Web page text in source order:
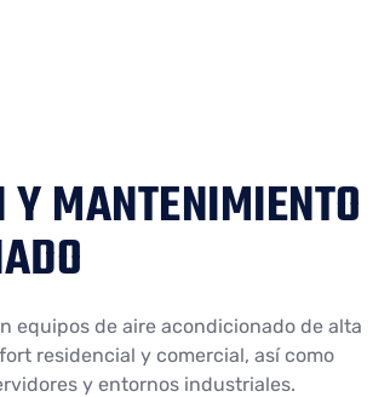
MANTENIMIENTO
equipos de aire acondicionado de alta
residencial y comercial, así como
y entornos industriales.